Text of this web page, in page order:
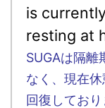
is
resting at
SUGAは隔離
なく、現在
回復しており